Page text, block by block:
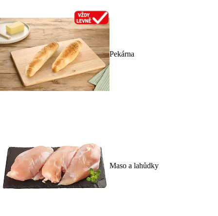
Pekárna
Maso a lahůdky